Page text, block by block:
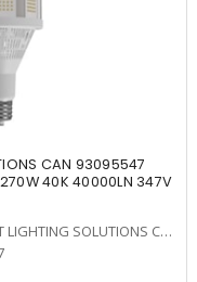
CAN 93095547
40K 40000LN 347V
CURRENT LIGHTING SOLUTIONS CAN